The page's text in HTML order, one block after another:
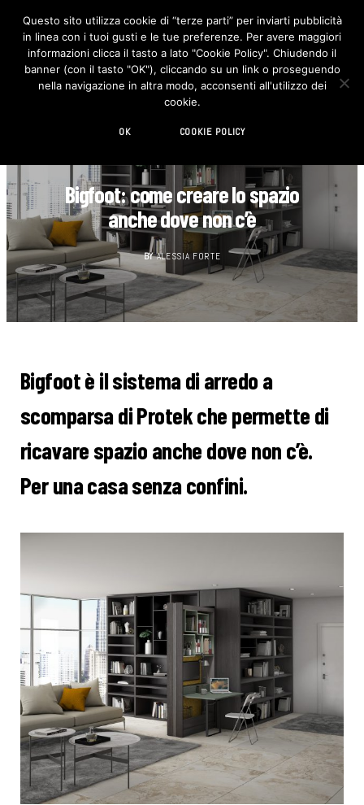
F
c
e
b
o
I
n
s
t
Bigfoot: come creare lo spazio
anche dove non c’è
BY ALESSIA FORTE
Bigfoot è il sistema di arredo a
scomparsa di Protek che permette di
ricavare spazio anche dove non c’è.
Per una casa senza confini.
Questo sito utilizza cookie di “terze parti” per inviarti pubblicità
in linea con i tuoi gusti e le tue preferenze. Per avere maggiori
informazioni clicca il tasto a lato "Cookie Policy". Chiudendo il
banner (con il tasto "OK"), cliccando su un link o proseguendo
nella navigazione in altra modo, acconsenti all'utilizzo dei
cookie.
OK COOKIE POLICY